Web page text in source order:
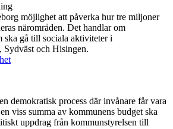
möjlighet att påverka hur tre miljoner
närområden. Det handlar om
ska gå till sociala aktiviteter i
Sydväst och Hisingen.
demokratisk process där invånare får vara
viss summa av kommunens budget ska
uppdrag från kommunstyrelsen till